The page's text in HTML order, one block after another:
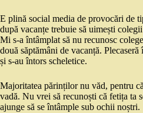
E plină social media de provocări de
după vacanțe trebuie să uimești
Mi s-a întâmplat să nu recunosc
două săptămâni de vacanță.
și s-au întors scheletice.
Majoritatea părinților nu văd, pentru
vadă. Nu vrei să recunoști că fetița ta
ajunge să se întâmple sub ochii noștri.